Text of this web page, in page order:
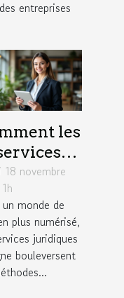
entreprises
les
en
ligne
à la
?
18 novembre
monde de
plus numérisé,
juridiques
bouleversent